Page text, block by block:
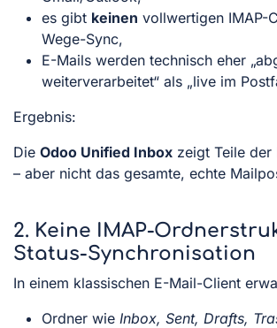
es gibt keinen vollwertigen IMAP-
Wege-Sync,
E-Mails werden technisch eher
weiterverarbeitet“ als „live im
Ergebnis:
Die Odoo Unified Inbox zeigt Teile der
– aber nicht das gesamte, echte
2. Keine IMAP-
Status-Synchronisation
In einem klassischen E-Mail-Client
Ordner wie Inbox, Sent, Drafts,